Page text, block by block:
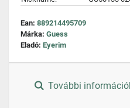
Ean: 889214495709
Márka: Guess
Eladó: Eyerim
További